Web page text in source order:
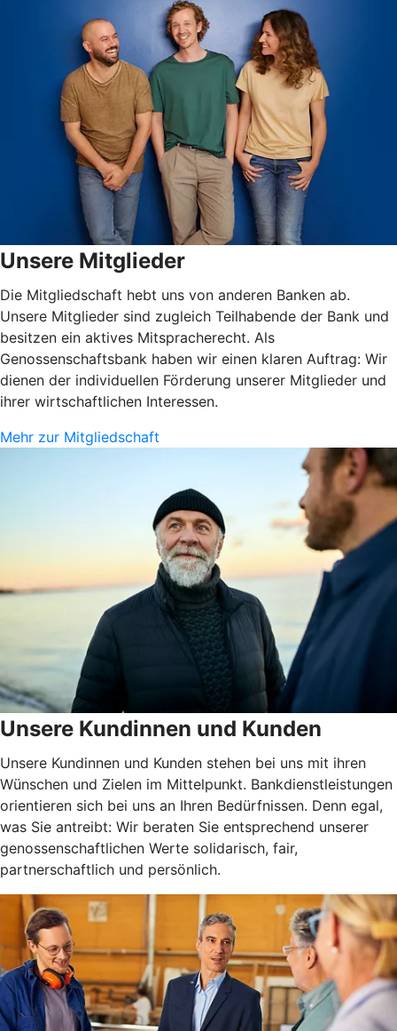
Unsere Mitglieder
Die Mitgliedschaft hebt uns von anderen Banken ab.
Unsere Mitglieder sind zugleich Teilhabende der Bank und
besitzen ein aktives Mitspracherecht. Als
Genossenschaftsbank haben wir einen klaren Auftrag: Wir
dienen der individuellen Förderung unserer Mitglieder und
ihrer wirtschaftlichen Interessen.
Mehr zur Mitgliedschaft
Unsere Kundinnen und Kunden
Unsere Kundinnen und Kunden stehen bei uns mit ihren
Wünschen und Zielen im Mittelpunkt. Bankdienstleistungen
orientieren sich bei uns an Ihren Bedürfnissen. Denn egal,
was Sie antreibt: Wir beraten Sie entsprechend unserer
genossenschaftlichen Werte solidarisch, fair,
partnerschaftlich und persönlich.